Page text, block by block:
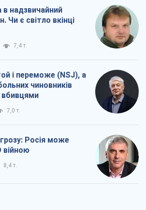
в надзвичайний
Чи є світло вкінці
7,4 т.
і переможе (NSJ), а
чиновників
7,0 т.
Росія може
війною
8,4 т.